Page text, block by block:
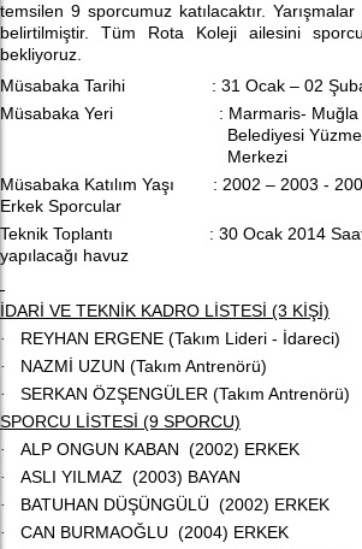
temsilen 9 sporcumuz katılacaktır.
belirtilmiştir. Tüm Rota Koleji ailesini
bekliyoruz.
Müsabaka Tarihi
: 31 Ocak – 02
Müsabaka Yeri : Marmaris-
Belediyesi
Müsabaka Katılım Yaşı : 2002 – 2003 -
Erkek Sporcular
Teknik Toplantı
: 30 Ocak 2014 Saat
yapılacağı
İDARİ VE TEKNİK KADRO LİSTESİ (3 KİŞİ)
· REYHAN ERGENE (Takım Lideri - İdareci)
· NAZMİ UZUN (Takım Antrenörü)
·
SERKAN ÖZŞENGÜLER (Takım Antrenörü)
SPORCU LİSTESİ (9 SPORCU)
· ALP ONGUN KABAN (2002) ERKEK
· ASLI YILMAZ (2003) BAYAN
· BATUHAN DÜŞÜNGÜLÜ (2002) ERKEK
· CAN BURMAOĞLU (2004) ERKEK